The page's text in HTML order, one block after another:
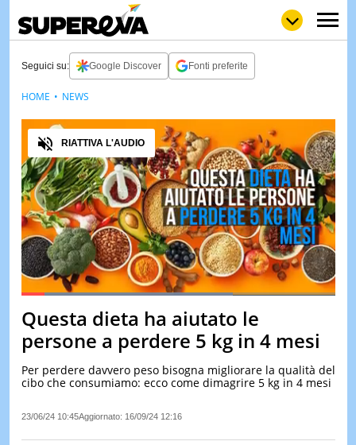
LOLGULP
LOVE
WOWPOP
NEWS
STORIE
VIDEO
& TV
QUIZ
&
TEST
LE
Seguici su: Google Discover Fonti preferite
PauseUnmute
Loaded:67.43%
Audio
RIATTIVA L'AUDIO
Questa dieta ha aiutato le
persone a perdere 5 kg in 4 mesi
Per perdere davvero peso bisogna migliorare la qualità del
cibo che consumiamo: ecco come dimagrire 5 kg in 4 mesi
23/06/24 10:45Aggiornato: 16/09/24 12:16
HOME NEWS